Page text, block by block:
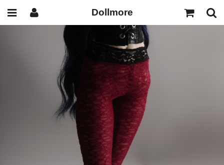
Dollmore